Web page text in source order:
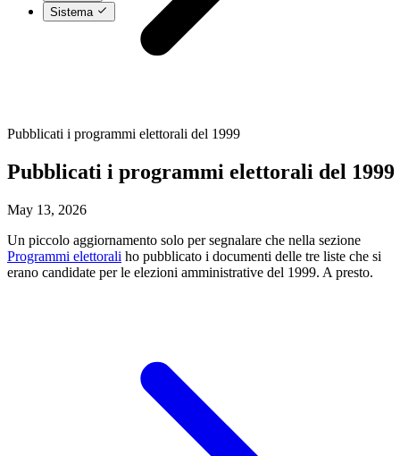
Sistema
Pubblicati i programmi elettorali del 1999
Pubblicati i programmi elettorali del 1999
May 13, 2026
Un piccolo aggiornamento solo per segnalare che nella sezione
Programmi elettorali ho pubblicato i documenti delle tre liste che si
erano candidate per le elezioni amministrative del 1999. A presto.